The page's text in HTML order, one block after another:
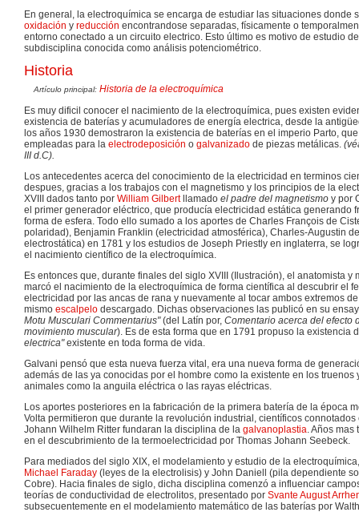
En general, la electroquímica se encarga de estudiar las situaciones donde
oxidación y reducción encontrandose separadas, físicamente o
entorno conectado a un circuito electrico. Esto último es motivo de estudio
subdisciplina conocida como análisis potenciométrico.
Historia
Artículo principal: Historia de la electroquímica
Es muy dificil conocer el nacimiento de la electroquímica, pues existen
existencia de baterías y acumuladores de energía electrica, desde la
los años 1930 demostraron la existencia de baterías en el imperio Parto,
empleadas para la electrodeposición o galvanizado de piezas metálicas.
III d.C).
Los antecedentes acerca del conocimiento de la electricidad en terminos
despues, gracias a los trabajos con el magnetismo y los principios de la
XVIII dados tanto por William Gilbertllamado el padre del magnetismo y por
el primer generador eléctrico, que producía electricidad estática generando
forma de esfera. Todo ello sumado a los aportes de Charles François de
polaridad), Benjamin Franklin (electricidad atmosférica), Charles-Augustin
electrostática) en 1781 y los estudios de Joseph Priestly en inglaterra, se
el nacimiento científico de la electroquímica.
Es entonces que, durante finales del siglo XVIII (Ilustración), el anatomista
marcó el nacimiento de la electroquímica de forma científica al descubrir el
electricidad por las ancas de rana y nuevamente al tocar ambos extremos
mismo escalpelo descargado. Dichas observaciones las publicó en su
Motu Musculari Commentarius"(del Latín por, Comentario acerca del efecto
movimiento muscular). Es de esta forma que en 1791 propuso la existencia
electrica"existente en toda forma de vida.
Galvani pensó que esta nueva fuerza vital, era una nueva forma de
además de las ya conocidas por el hombre como la existente en los
animales como la anguila eléctrica o las rayas eléctricas.
Los aportes posteriores en la fabricación de la primera batería de la época
Volta permitieron que durante la revolución industrial, científicos
Johann Wilhelm Ritter fundaran la disciplina de la galvanoplastia. Años mas
en el descubrimiento de la termoelectricidad por Thomas Johann Seebeck.
Para mediados del siglo XIX, el modelamiento y estudio de la
Michael Faraday (leyes de la electrolisis) y John Daniell (pila dependiente
Cobre). Hacia finales de siglo, dicha disciplina comenzó a influenciar
teorías de conductividad de electrolitos, presentado por Svante August
subsecuentemente en el modelamiento matemático de las baterías por